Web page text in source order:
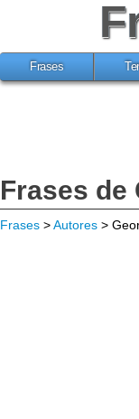
Frases
Frases de
Frases >Autores >